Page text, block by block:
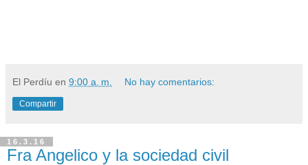
El Perdíu en 9:00 a. m. No hay comentarios:
Compartir
16.3.16
Fra Angelico y la sociedad civil